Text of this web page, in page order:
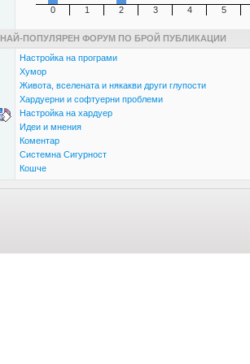
0 1 2 3 4 5
НАЙ-ПОПУЛЯРЕН ФОРУМ ПО БРОЙ ПУБЛИКАЦИИ
Настройка на програми
Хумор
Живота, вселената и някакви други глупости
Хардуерни и софтуерни проблеми
Настройка на хардуер
Идеи и мнения
Коментар
Системна Сигурност
Кошче